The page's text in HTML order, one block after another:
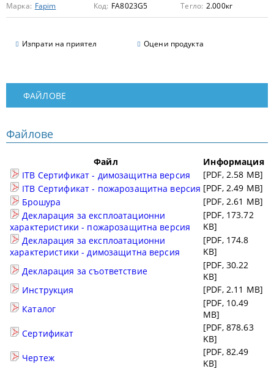
Марка: Fapim Код: FA8023G5 Тегло: 2.000кг
Изпрати на приятел Оцени продукта
ФАЙЛОВЕ
Файлове
Файл
Информация
ITB Сертификат - димозащитна версия
[PDF, 2.58 MB]
ITB Сертификат - пожарозащитна версия [PDF, 2.49 MB]
Брошура
[PDF, 2.61 MB]
Декларация за експлоатационни
характеристики - пожарозащитна версия
[PDF, 173.72
KB]
Декларация за експлоатационни
характеристики - димозащитна версия
[PDF, 174.8
KB]
Декларация за съответствие
[PDF, 30.22
KB]
Инструкция
[PDF, 2.11 MB]
Каталог
[PDF, 10.49
MB]
Сертификат
[PDF, 878.63
KB]
Чертеж
[PDF, 82.49
KB]